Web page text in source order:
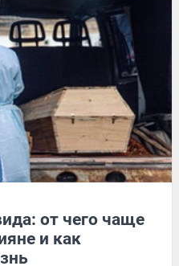
от чего чаще
и как